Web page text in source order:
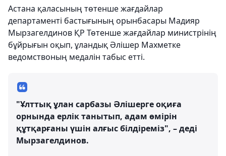
Астана қаласының төтенше жағдайлар
департаменті бастығының орынбасары Мадияр
Мырзагелдинов ҚР Төтенше жағдайлар министрінің
бұйрығын оқып, ұландық Әлішер Махметке
ведомствоның медалін табыс етті.
"Ұлттық ұлан сарбазы Әлішерге оқиға
орнында ерлік танытып, адам өмірін
құтқарғаны үшін алғыс білдіреміз", – деді
Мырзагелдинов.